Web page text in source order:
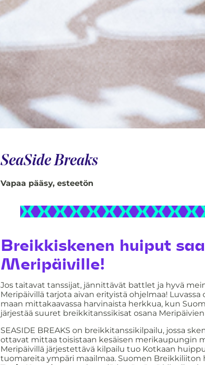
SeaSide Breaks
Vapaa pääsy, esteetön
Breikkiskenen huiput
Meripäiville!
Jos taitavat tanssijat, jännittävät battlet ja hyvä
Meripäivillä tarjota aivan erityistä ohjelmaa!
maan mittakaavassa harvinaista herkkua, kun
järjestää suuret breikkitanssikisat osana
SEASIDE BREAKS on breikkitanssikilpailu, jossa
ottavat mittaa toisistaan kesäisen merikaupungin
Meripäivillä järjestettävä kilpailu tuo Kotkaan
tuomareita ympäri maailmaa. Suomen Breikkiliiton